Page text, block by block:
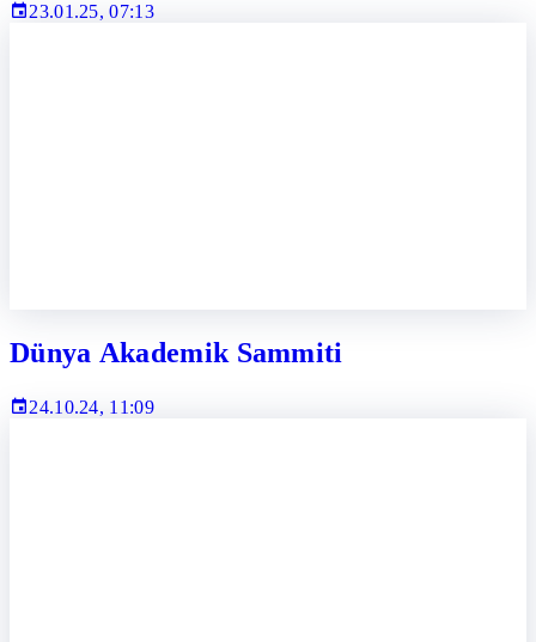
23.01.25, 07:13
Dünya Akademik Sammiti
24.10.24, 11:09